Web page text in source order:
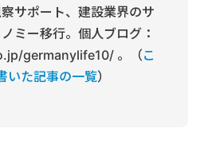
サポート、建設業界のサ
ミー移行。個人ブログ：
germanylife10/ 。（こ
いた記事の一覧）